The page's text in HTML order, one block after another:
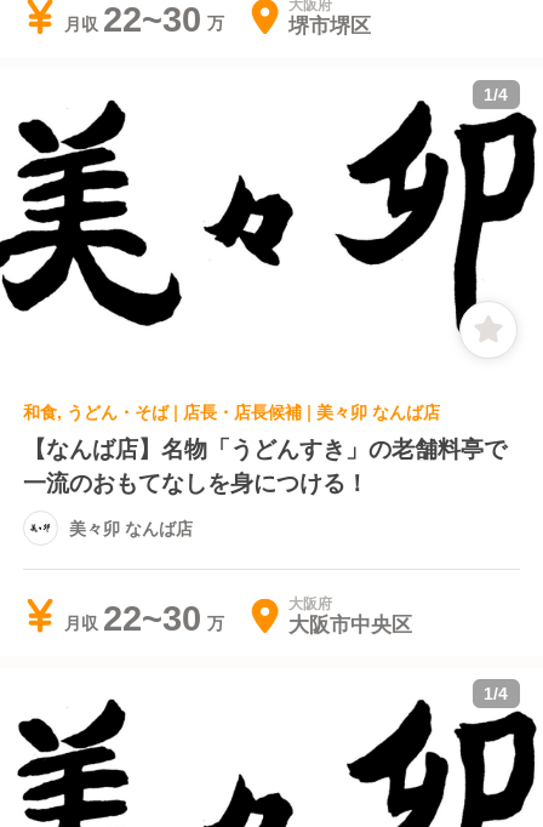
月収 22~30 大阪府
堺市堺区
1/4
和食, うどん・そば | 店長・店長候補 | 美々卯 なんば店
【なんば店】名物「うどんすき」の老舗料亭で
一流のおもてなしを身につける！
美々卯 なんば店
月収 22~30 大阪府
大阪市中央区
1/4